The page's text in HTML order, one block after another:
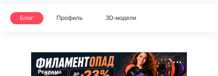
Блог Профиль 3D-модели
Реклама